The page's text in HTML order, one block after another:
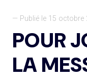
— Publié le 15 octobre
POUR
LA